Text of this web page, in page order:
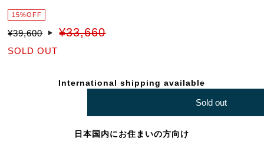
15%OFF
¥39,600 ¥33,660
SOLD OUT
International shipping available
Sold out
日本国内にお住まいの方向け